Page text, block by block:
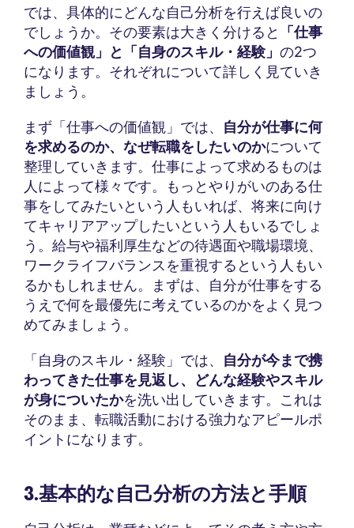
では、具体的にどんな自己分析を行えば良いの
でしょうか。その要素は大きく分けると
「仕事
への価値観」と「自身のスキル・経験」 の2つ
になります。それぞれについて詳しく見ていき
ましょう。
まず「仕事への価値観」では、 自分が仕事に何
を求めるのか、なぜ転職をしたいのかについて
整理していきます。仕事によって求めるものは
人によって様々です。もっとやりがいのある仕
事をしてみたいという人もいれば、将来に向け
てキャリアアップしたいという人もいるでしょ
う。給与や福利厚生などの待遇面や職場環境、
ワークライフバランスを重視するという人もい
るかもしれません。まずは、自分が仕事をする
うえで何を最優先に考えているのかをよく見つ
めてみましょう。
「自身のスキル・経験」では、 自分が今まで携
わってきた仕事を見返し、どんな経験やスキル
が身についたかを洗い出していきます。これは
そのまま、転職活動における強力なアピールポ
イントになります。
3.基本的な自己分析の方法と手順